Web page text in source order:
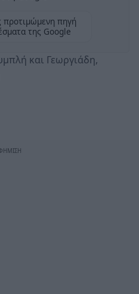
πηγή
της Google
και Γεωργιάδη,